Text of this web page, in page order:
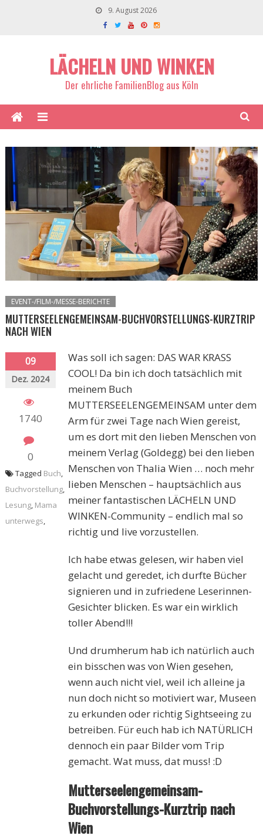
9. August 2026
LÄCHELN UND WINKEN
Der ehrliche FamilienBlog aus Köln
EVENT-/FILM-/MESSE-BERICHTE
MUTTERSEELENGEMEINSAM-BUCHVORSTELLUNGS-KURZTRIP
NACH WIEN
09
Dez. 2024
1740
0
Was soll ich sagen: DAS WAR KRASS
COOL! Da bin ich doch tatsächlich mit
meinem Buch
MUTTERSEELENGEMEINSAM unter dem
Arm für zwei Tage nach Wien gereist,
um es dort mit den lieben Menschen von
meinem Verlag (Goldegg) bei den lieben
Menschen von Thalia Wien … noch mehr
lieben Menschen – hauptsächlich aus
meiner fantastischen LÄCHELN UND
WINKEN-Community – endlich mal so
richtig und live vorzustellen.
Ich habe etwas gelesen, wir haben viel
gelacht und geredet, ich durfte Bücher
signieren und in zufriedene Leserinnen-
Gesichter blicken. Es war ein wirklich
toller Abend!!!
Und drumherum hab ich natürlich auch
ein bisschen was von Wien gesehen,
wenn auch nicht viel, weil ich alleine ja
nun doch nicht so motiviert war, Museen
zu erkunden oder richtig Sightseeing zu
betreiben. Für euch hab ich NATÜRLICH
dennoch ein paar Bilder vom Trip
gemacht. Wat muss, dat muss! :D
Mutterseelengemeinsam-
Buchvorstellungs-Kurztrip nach
Wien
Tagged Buch,
Buchvorstellung,
Lesung, Mama
unterwegs,